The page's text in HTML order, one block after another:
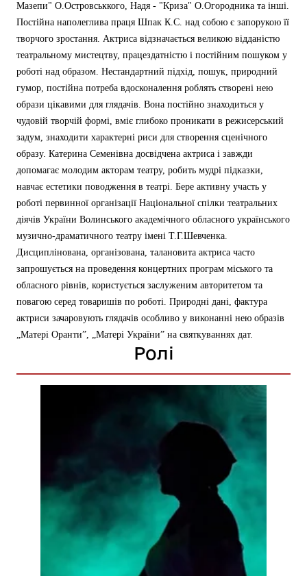
Мазепи" О.Островськкого, Надя - "Криза" О.Огородника та інші.
Постійна наполеглива праця Шпак К.С. над собою є запорукою її
творчого зростання. Актриса відзначається великою відданістю
театральному мистецтву, працездатністю і постійним пошуком у
роботі над образом. Нестандартний підхід, пошук, природний
гумор, постійна потреба вдосконалення роблять створені нею
образи цікавими для глядачів. Вона постійно знаходиться у
чудовій творчій формі, вміє глибоко проникати в режисерський
задум, знаходити характерні риси для створення сценічного
образу. Катерина Семенівна досвідчена актриса і завжди
допомагає молодим акторам театру, робить мудрі підказки,
навчає естетики поводження в театрі. Бере активну участь у
роботі первинної організації Національної спілки театральних
діячів України Волинського академічного обласного українського
музично-драматичного театру імені Т.Г.Шевченка.
Дисциплінована, організована, талановита актриса часто
запрошується на проведення концертних програм міського та
обласного рівнів, користується заслуженим авторитетом та
повагою серед товаришів по роботі. Природні дані, фактура
актриси зачаровують глядачів особливо у виконанні нею образів
„Матері Оранти”, „Матері України” на святкуваннях дат.
Ролі